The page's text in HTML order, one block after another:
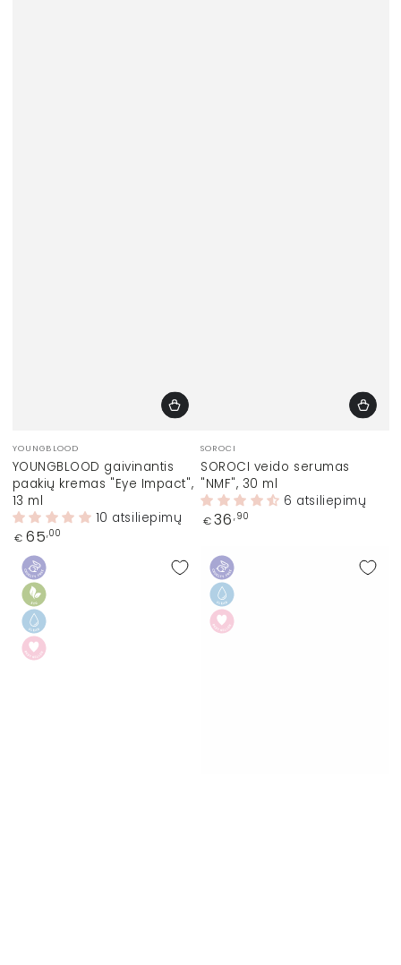
Prekinis
ženklas:
YOUNGBLOOD
YOUNGBLOOD gaivinantis
paakių kremas "Eye Impact",
13 ml
10 atsiliepimų
Įprasta
€ 65,00
Prekinis
ženklas:
SOROCI
SOROCI veido serumas
"NMF", 30 ml
6 atsiliepimų
Įprasta
€ 36 ,90